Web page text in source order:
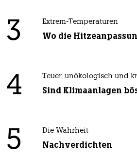
3 Extrem-Temperaturen
Wo die
4 Teuer, unökologisch und
Sind Klimaanlagen
5 Die Wahrheit
Nachverdichten